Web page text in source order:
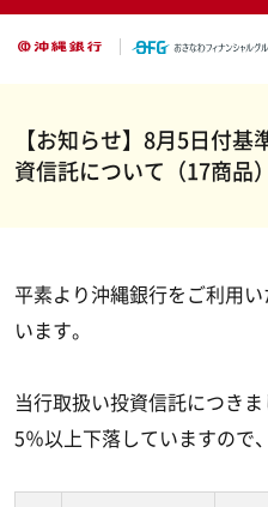
【お知らせ】8月5日付
資信託について（17商品）
平素より沖縄銀行をご利用
います。
当行取扱い投資信託につき
5％以上下落していますので